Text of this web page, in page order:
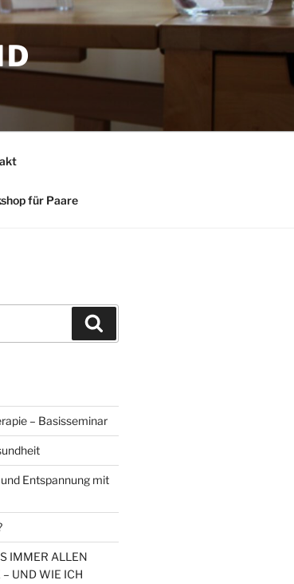
für Paare
– Basisseminar
Entspannung mit
IMMER ALLEN
UND WIE ICH